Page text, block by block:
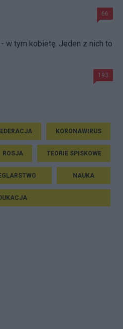
66
w tym kobietę. Jeden z nich to
193
KORONAWIRUS
ROSJA TEORIE SPISKOWE
NAUKA